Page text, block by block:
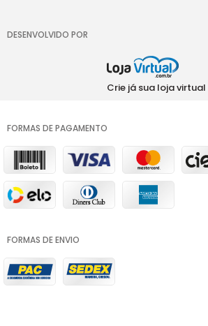
DESENVOLVIDO POR
Crie já sua loja virtual
FORMAS DE PAGAMENTO
FORMAS DE ENVIO